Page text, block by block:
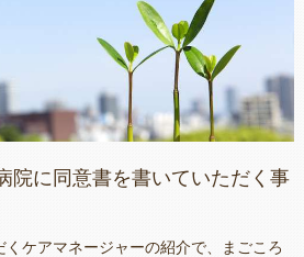
院に同意書を書いていただく事
くケアマネージャーの紹介で、まごころ